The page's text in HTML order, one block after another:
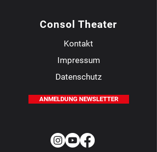
Consol Theater
Kontakt
Impressum
Datenschutz
ANMELDUNG NEWSLETTER